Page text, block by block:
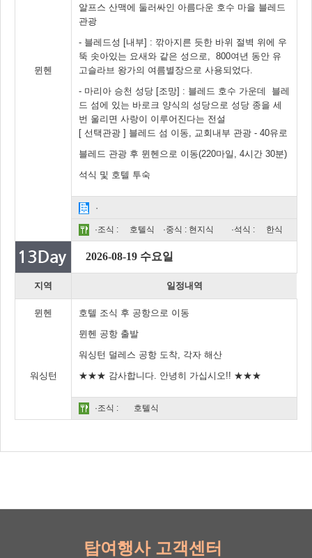
뮌헨
알프스 산맥에 둘러싸인 아름다운 호수 마을 블레드
관광
- 블레드성 [내부] : 깎아지른 듯한 바위 절벽 위에 우
뚝 솟아있는 요새와 같은 성으로, 800여년 동안 유
고슬라브 왕가의 여름별장으로 사용되었다.
- 마리아 승천 성당 [조망] : 블레드 호수 가운데 블레
드 섬에 있는 바로크 양식의 성당으로 성당 종을 세
번 울리면 사랑이 이루어진다는 전설
[ 선택관광 ] 블레드 섬 이동, 교회내부 관광 - 40유로
블레드 관광 후 뮌헨으로 이동(220마일, 4시간 30분)
석식 및 호텔 투숙
·
·조식 : 호텔식 ·중식 : 현지식 ·석식 : 한식
2026-08-19 수요일
지역 일정내역
뮌헨
워싱턴
호텔 조식 후 공항으로 이동
뮌헨 공항 출발
워싱턴 덜레스 공항 도착, 각자 해산
★★★ 감사합니다. 안녕히 가십시오!! ★★★
·조식 : 호텔식
탑여행사 고객센터